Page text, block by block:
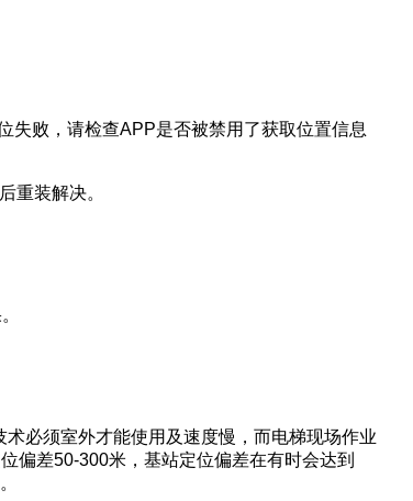
败，请检查APP是否被禁用了获取位置信息
装解决。
术必须室外才能使用及速度慢，而电梯现场作业
偏差50-300米，基站定位偏差在有时会达到